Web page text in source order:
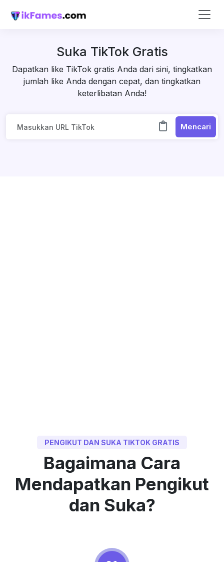
Suka TikTok Gratis
Dapatkan like TikTok gratis Anda dari sini, tingkatkan
jumlah like Anda dengan cepat, dan tingkatkan
keterlibatan Anda!
Mencari
PENGIKUT DAN SUKA TIKTOK GRATIS
Bagaimana Cara
Mendapatkan Pengikut
dan Suka?